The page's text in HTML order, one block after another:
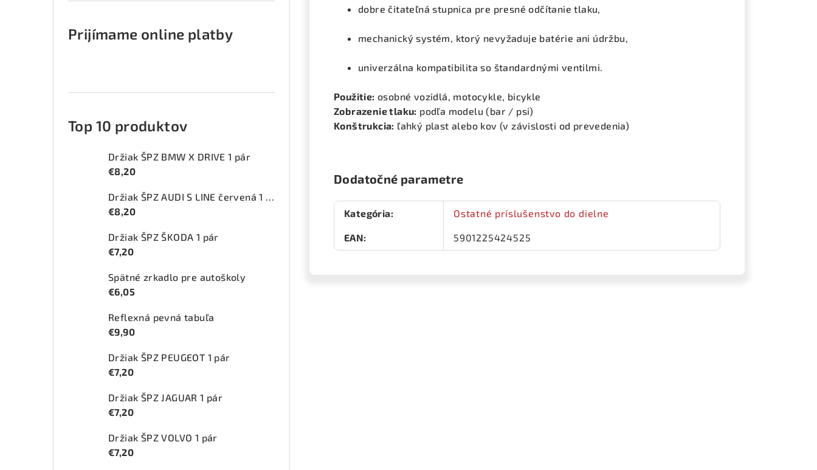
Prijímame online platby
Top 10 produktov
Držiak ŠPZ BMW X DRIVE 1 pár
€8,20
Držiak ŠPZ AUDI S LINE červená 1 pár
€8,20
Držiak ŠPZ ŠKODA 1 pár
€7,20
Spätné zrkadlo pre autoškoly
€6,05
Reflexná pevná tabuľa
€9,90
Držiak ŠPZ PEUGEOT 1 pár
€7,20
Držiak ŠPZ JAGUAR 1 pár
€7,20
Držiak ŠPZ VOLVO 1 pár
€7,20
dobre čitateľná stupnica pre presné odčítanie tlaku,
mechanický systém, ktorý nevyžaduje batérie ani údržbu,
univerzálna kompatibilita so štandardnými ventilmi.
Použitie: osobné vozidlá, motocykle, bicykle
Zobrazenie tlaku: podľa modelu (bar / psi)
Konštrukcia: ľahký plast alebo kov (v závislosti od prevedenia)
Dodatočné parametre
Kategória: Ostatné príslušenstvo do dielne
EAN: 5901225424525